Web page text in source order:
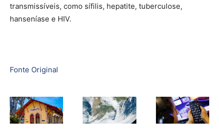
transmissíveis, como sífilis, hepatite, tuberculose,
hanseníase e HIV.
Fonte Original